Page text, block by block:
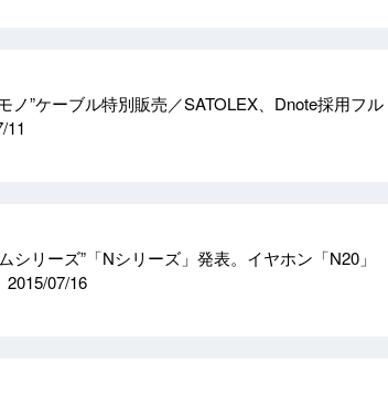
ノ”ケーブル特別販売／SATOLEX、Dnote採用フル
11
シリーズ”「Nシリーズ」発表。イヤホン「N20」
2015/07/16